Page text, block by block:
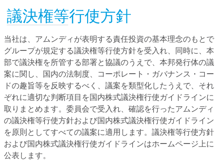
議決権等行使方針
当社は、アムンディが表明する責任投資の基本理念のもとで
グループが規定する議決権等行使方針を受入れ、同時に、本
部で議決権を所管する部署と協議のうえで、本邦発行体の議
案に関し、国内の法制度、コーポレート・ガバナンス・コー
ドの趣旨等を反映するべく、議案を類型化したうえで、それ
ぞれに適切な判断項目を国内株式議決権行使ガイドラインに
取りまとめます。委員会で受入れ、確認を行ったアムンディ
の議決権等行使方針および国内株式議決権行使ガイドライン
を原則としてすべての議案に適用します。議決権等行使方針
および国内株式議決権行使ガイドラインはホームページ上に
公表します。